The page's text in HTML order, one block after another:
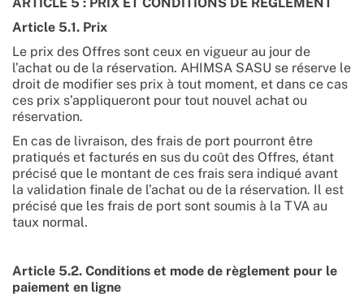
Article 5.1. Prix
Le prix des Offres sont ceux en vigueur au jour de
l’achat ou de la réservation. AHIMSA SASU se réserve le
droit de modifier ses prix à tout moment, et dans ce cas
ces prix s’appliqueront pour tout nouvel achat ou
réservation.
En cas de livraison, des frais de port pourront être
pratiqués et facturés en sus du coût des Offres, étant
précisé que le montant de ces frais sera indiqué avant
la validation finale de l’achat ou de la réservation. Il est
précisé que les frais de port sont soumis à la TVA au
taux normal.
Article 5.2. Conditions et mode de règlement pour le
paiement en ligne